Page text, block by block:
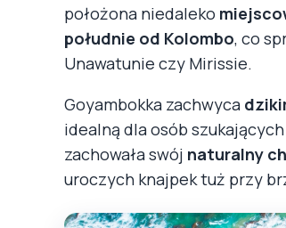
położona niedaleko
południe od Kolombo, co
Unawatunie czy Mirissie.
Goyambokka zachwyca
idealną dla osób szukających
zachowała swój naturalny
uroczych knajpek tuż przy